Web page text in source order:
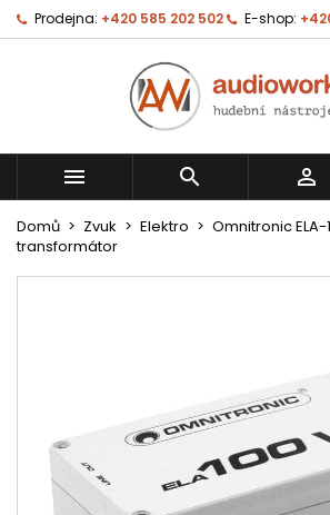
Prodejna: +420 585 202 502 E-shop:
  
Domů Zvuk Elektro
Omnitronic
transformátor